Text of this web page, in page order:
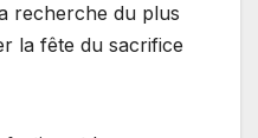
recherche du plus
la fête du sacrifice